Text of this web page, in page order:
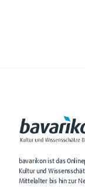
bavarikon ist das
Kultur und
Mittelalter bis hin zur